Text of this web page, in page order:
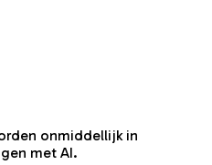
onmiddellijk in
met AI.